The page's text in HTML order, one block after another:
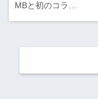
MBと初のコラ…